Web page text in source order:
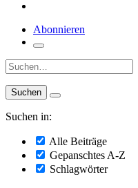
Abonnieren
Suche:
Suchen in:
Alle Beiträge
Gepanschtes A-Z
Schlagwörter